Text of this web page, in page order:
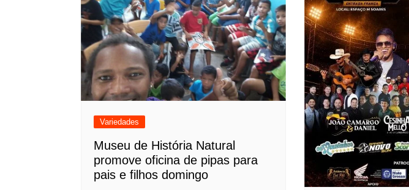
Variedades
Museu de História Natural
promove oficina de pipas para
pais e filhos domingo